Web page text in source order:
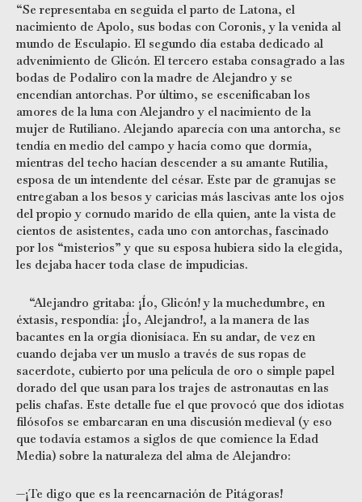
“Se representaba en seguida el parto de Latona, el
nacimiento de Apolo, sus bodas con Coronis, y la venida al
mundo de Esculapio. El segundo día estaba dedicado al
advenimiento de Glicón. El tercero estaba consagrado a las
bodas de Podaliro con la madre de Alejandro y se
encendían antorchas. Por último, se escenificaban los
amores de la luna con Alejandro y el nacimiento de la
mujer de Rutiliano. Alejando aparecía con una antorcha, se
tendía en medio del campo y hacía como que dormía,
mientras del techo hacían descender a su amante Rutilia,
esposa de un intendente del césar. Este par de granujas se
entregaban a los besos y caricias más lascivas ante los ojos
del propio y cornudo marido de ella quien, ante la vista de
cientos de asistentes, cada uno con antorchas, fascinado
por los “misterios” y que su esposa hubiera sido la elegida,
les dejaba hacer toda clase de impudicias.
“Alejandro gritaba: ¡Ío, Glicón! y la muchedumbre, en
éxtasis, respondía: ¡Ío, Alejandro!, a la manera de las
bacantes en la orgía dionisíaca. En su andar, de vez en
cuando dejaba ver un muslo a través de sus ropas de
sacerdote, cubierto por una película de oro o simple papel
dorado del que usan para los trajes de astronautas en las
pelis chafas. Este detalle fue el que provocó que dos idiotas
filósofos se embarcaran en una discusión medieval (y eso
que todavía estamos a siglos de que comience la Edad
Media) sobre la naturaleza del alma de Alejandro:
—¡Te digo que es la reencarnación de Pitágoras!